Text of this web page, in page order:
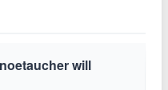
will